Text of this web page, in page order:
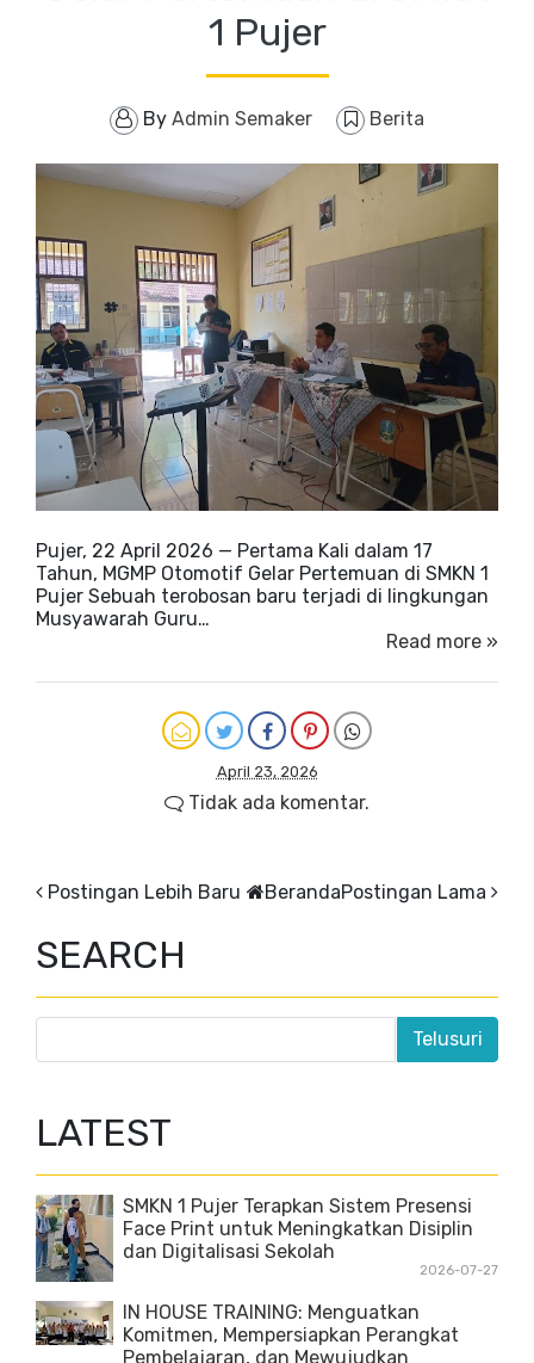
1 Pujer
By Admin Semaker Berita
Pujer, 22 April 2026 — Pertama Kali dalam 17
Tahun, MGMP Otomotif Gelar Pertemuan di SMKN 1
Pujer Sebuah terobosan baru terjadi di lingkungan
Musyawarah Guru…
Read more »
April 23, 2026
Tidak ada komentar.
Postingan Lebih Baru Postingan Lama
Beranda
SEARCH
LATEST
SMKN 1 Pujer Terapkan Sistem Presensi
Face Print untuk Meningkatkan Disiplin
dan Digitalisasi Sekolah
2026-07-27
IN HOUSE TRAINING: Menguatkan
Komitmen, Mempersiapkan Perangkat
Pembelajaran, dan Mewujudkan